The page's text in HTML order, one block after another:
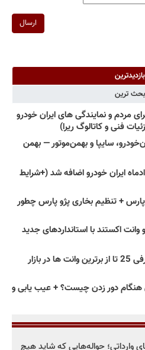
ارسال
ترین
مردم و نمایندگی های ایران خودرو
فنی و کاتالوگ ریرا)
سایپا و بهمن‌موتور — بهمن
ایران خودرو اضافه شد (+شرایط
+ تنظیم بخاری پژو پارس چطور
وانت اکستند با استانداردهای جدید
بهترین وانت ها در ایران: معرفی 25 تا از برترین وانت ها در بازار
دور زدن چیست؟ + عیب یابی و
وارداتی؛ حواله‌هایی که شاید هیچ